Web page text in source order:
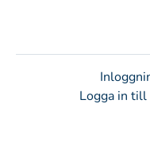
Logga in till